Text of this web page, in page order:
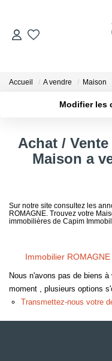
Qui
Accueil A vendre Maison
Modifier les
Surface min
Achat /
Maison a
Sur notre site consultez les
ROMAGNE. Trouvez votre
immobilières de Capim
Immobilier ROMAGNE
Nous n'avons pas de biens
moment , plusieurs options
Transmettez-nous votre